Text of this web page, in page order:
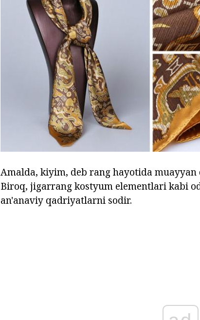
Amalda, kiyim, deb rang hayotida
Biroq, jigarrang kostyum elementlari kabi
an'anaviy qadriyatlarni sodir.